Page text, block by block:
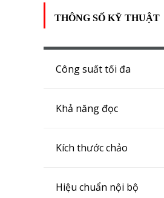
THÔNG SỐ KỸ THUẬT
Công suất tối đa
Khả năng đọc
Kích thước chảo
Hiệu chuẩn nội bộ